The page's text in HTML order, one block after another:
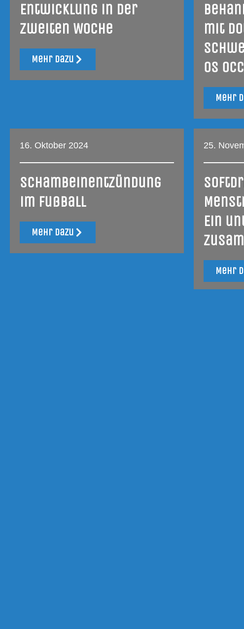
Entwicklung in der
zweiten Woche
Mehr dazu
mit
Os
Mehr
16. Oktober 2024
Schambeinentzündung
im Fußball
Mehr dazu
25.
Ein
Mehr